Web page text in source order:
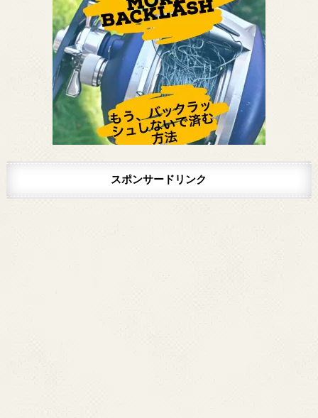
スポンサードリンク